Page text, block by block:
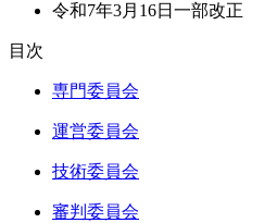
令和7年3月16日一部改正
目次
専門委員会
運営委員会
技術委員会
審判委員会